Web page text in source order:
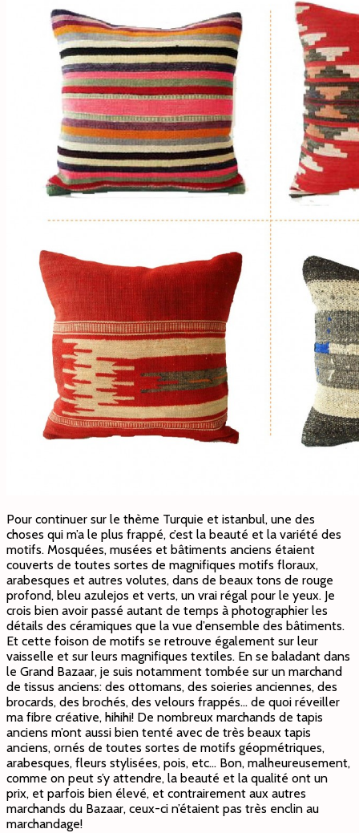
Pour continuer sur le thème Turquie et istanbul, une des
choses qui m’a le plus frappé, c’est la beauté et la variété des
motifs. Mosquées, musées et bâtiments anciens étaient
couverts de toutes sortes de magnifiques motifs floraux,
arabesques et autres volutes, dans de beaux tons de rouge
profond, bleu azulejos et verts, un vrai régal pour le yeux. Je
crois bien avoir passé autant de temps à photographier les
détails des céramiques que la vue d’ensemble des bâtiments.
Et cette foison de motifs se retrouve également sur leur
vaisselle et sur leurs magnifiques textiles. En se baladant dans
le Grand Bazaar, je suis notamment tombée sur un marchand
de tissus anciens: des ottomans, des soieries anciennes, des
brocards, des brochés, des velours frappés… de quoi réveiller
ma fibre créative, hihihi! De nombreux marchands de tapis
anciens m’ont aussi bien tenté avec de très beaux tapis
anciens, ornés de toutes sortes de motifs géopmétriques,
arabesques, fleurs stylisées, pois, etc… Bon, malheureusement,
comme on peut s’y attendre, la beauté et la qualité ont un
prix, et parfois bien élevé, et contrairement aux autres
marchands du Bazaar, ceux-ci n’étaient pas très enclin au
marchandage!